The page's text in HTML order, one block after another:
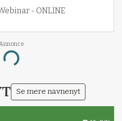
- ONLINE
Annonce
Loading...
Se mere navnenyt